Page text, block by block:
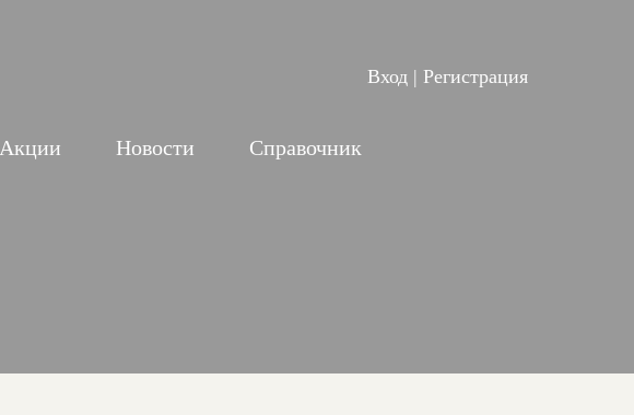
Вход | Регистрация
Акции Новости Справочник